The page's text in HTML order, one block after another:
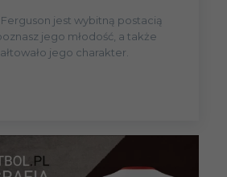
jest wybitną postacią
jego młodość, a także
jego charakter.